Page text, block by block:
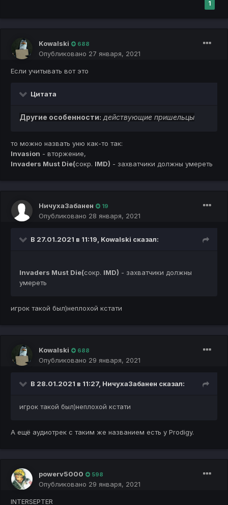
1
Kowalski 688
Опубликовано 27 января, 2021
Если учитывать вот это
Цитата
Другие особенности: действующие пришельцы
то можно назвать уню как-то так:
Invasion - вторжение,
Invaders Must Die(сокр. IMD) - захватчики должны умереть
НичухаЗабанен 19
Опубликовано 28 января, 2021
В 27.01.2021 в 11:19, Kowalski сказал:
Invaders Must Die(сокр. IMD) - захватчики должны
умереть
игрок такой был)неплохой кстати
Kowalski 688
Опубликовано 29 января, 2021
В 28.01.2021 в 11:27, НичухаЗабанен сказал:
игрок такой был)неплохой кстати
А ещё аудиотрек с таким же названием есть у Prodigy.
powerv5000 598
Опубликовано 29 января, 2021
INTERSEPTER